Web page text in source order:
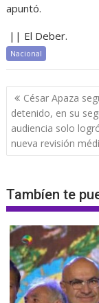
apuntó.
|| El Deber.
Nacional
Navegación
de
entradas
César Apaza
detenido, en su
audiencia solo
nueva revisión
Tambíen te